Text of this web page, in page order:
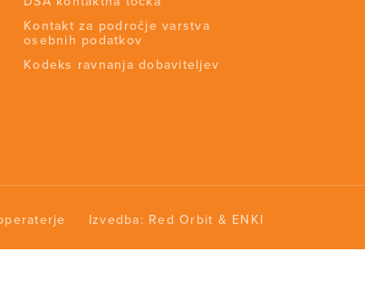
Kontakt za področje varstva
osebnih podatkov
Kodeks ravnanja dobaviteljev
Izvedba: Red Orbit & ENKI